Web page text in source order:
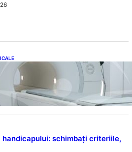
de Contrast în RMN:
de Gadoliniu și Acidul
handicapului: schimbați criteriile,